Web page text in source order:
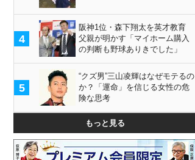
4
阪神1位・森下翔太を英才教育
父親が明かす「マイホーム購入
の判断も野球ありきでした」
5
“クズ男”三山凌輝はなぜモテるの
か？「運命」を信じる女性の危
険な思考
もっと見る